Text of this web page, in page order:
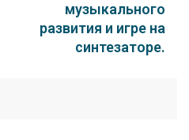
музыкального
развития и игре на
синтезаторе.